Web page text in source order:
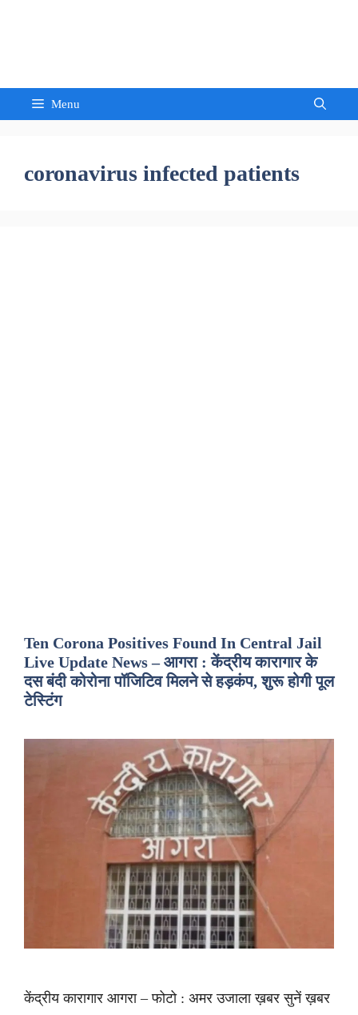
Menu
coronavirus infected patients
Ten Corona Positives Found In Central Jail
Live Update News – आगरा : केंद्रीय कारागार के
दस बंदी कोरोना पॉजिटिव मिलने से हड़कंप, शुरू होगी पूल
टेस्टिंग
केंद्रीय कारागार आगरा – फोटो : अमर उजाला ख़बर सुनें ख़बर